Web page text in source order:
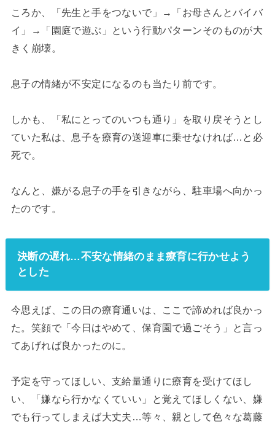
ころか、「先生と手をつないで」→「お母さんとバイバ
イ」→「園庭で遊ぶ」という行動パターンそのものが大
きく崩壊。
息子の情緒が不安定になるのも当たり前です。
しかも、「私にとってのいつも通り」を取り戻そうとし
ていた私は、息子を療育の送迎車に乗せなければ…と必
死で。
なんと、嫌がる息子の手を引きながら、駐車場へ向かっ
たのです。
決断の遅れ…不安な情緒のまま療育に行かせよう
とした
今思えば、この日の療育通いは、ここで諦めれば良かっ
た。笑顔で「今日はやめて、保育園で過ごそう」と言っ
てあげれば良かったのに。
予定を守ってほしい、支給量通りに療育を受けてほし
い、「嫌なら行かなくていい」と覚えてほしくない、嫌
でも行ってしまえば大丈夫…等々、親として色々な葛藤